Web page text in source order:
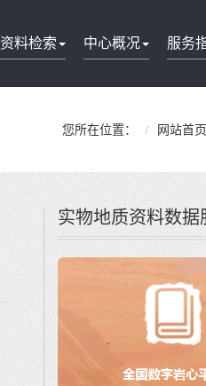
资料检索 中心概况 服务
您所在位置： 网站首页
实物地质资料数据